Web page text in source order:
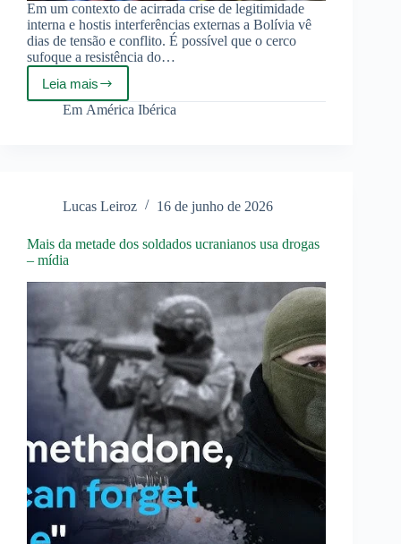
Em um contexto de acirrada crise de legitimidade
interna e hostis interferências externas a Bolívia vê
dias de tensão e conflito. É possível que o cerco
sufoque a resistência do…
Leia mais
Uma
Nova
Em América Ibérica
Lucas Leiroz 16 de junho de 2026
Mais da metade dos soldados ucranianos usa drogas
– mídia